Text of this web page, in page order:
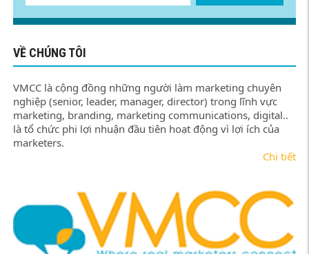
VỀ CHÚNG TÔI
VMCC là cộng đồng những người làm marketing chuyên
nghiệp (senior, leader, manager, director) trong lĩnh vực
marketing, branding, marketing communications, digital..
là tổ chức phi lợi nhuận đầu tiên hoạt động vì lợi ích của
marketers.
Chi tiết